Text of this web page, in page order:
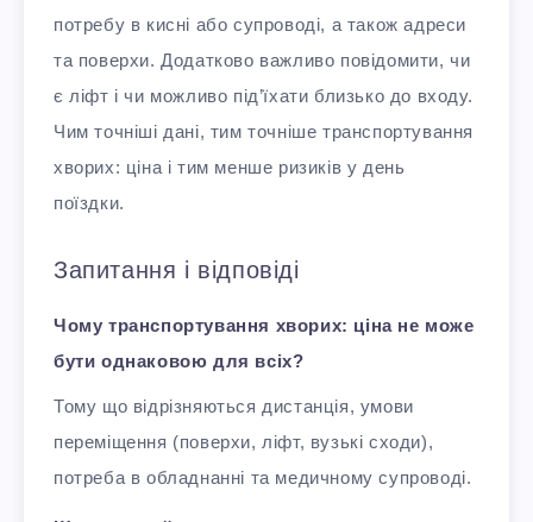
потребу в кисні або супроводі, а також адреси
та поверхи. Додатково важливо повідомити, чи
є ліфт і чи можливо під’їхати близько до входу.
Чим точніші дані, тим точніше транспортування
хворих: ціна і тим менше ризиків у день
поїздки.
Запитання і відповіді
Чому транспортування хворих: ціна не може
бути однаковою для всіх?
Тому що відрізняються дистанція, умови
переміщення (поверхи, ліфт, вузькі сходи),
потреба в обладнанні та медичному супроводі.